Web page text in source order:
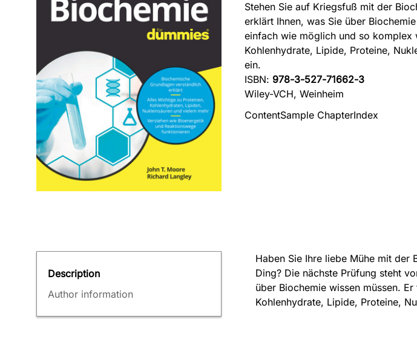
Stehen Sie auf Kriegsfuß mit der
erklärt Ihnen, was Sie über
einfach wie möglich und so komplex
Kohlenhydrate, Lipide, Proteine,
ein.
ISBN: 978-3-527-71662-3
Wiley-VCH, Weinheim
ContentSample ChapterIndex
Description
Author information
Haben Sie Ihre liebe Mühe mit der
Ding? Die nächste Prüfung steht
über Biochemie wissen müssen.
Kohlenhydrate, Lipide, Proteine,